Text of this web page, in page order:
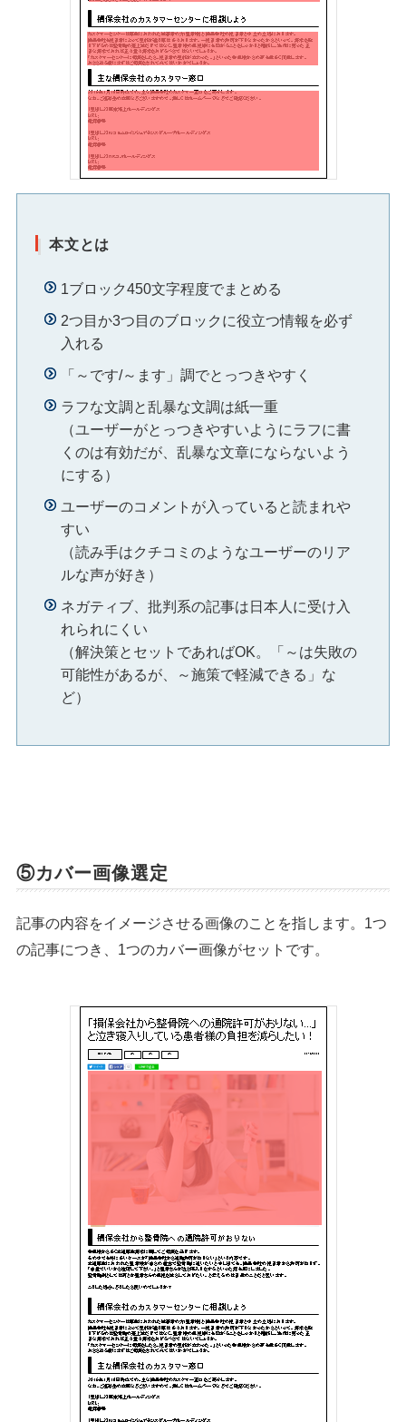
本文とは
1ブロック450文字程度でまとめる
2つ目か3つ目のブロックに役立つ情報を必ず
入れる
「～です/～ます」調でとっつきやすく
ラフな文調と乱暴な文調は紙一重
（ユーザーがとっつきやすいようにラフに書
くのは有効だが、乱暴な文章にならないよう
にする）
ユーザーのコメントが入っていると読まれや
すい
（読み手はクチコミのようなユーザーのリア
ルな声が好き）
ネガティブ、批判系の記事は日本人に受け入
れられにくい
（解決策とセットであればOK。「～は失敗の
可能性があるが、～施策で軽減できる」な
ど）
⑤カバー画像選定
記事の内容をイメージさせる画像のことを指します。1つ
の記事につき、1つのカバー画像がセットです。